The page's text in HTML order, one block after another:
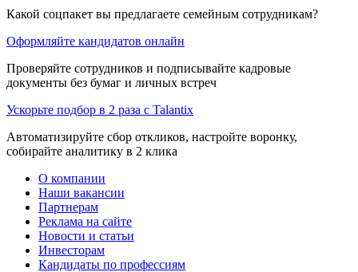
Какой соцпакет вы предлагаете семейным сотрудникам?
Оформляйте кандидатов онлайн
Проверяйте сотрудников и подписывайте кадровые
документы без бумаг и личных встреч
Ускорьте подбор в 2 раза с Talantix
Автоматизируйте сбор откликов, настройте воронку,
собирайте аналитику в 2 клика
О компании
Наши вакансии
Партнерам
Реклама на сайте
Новости и статьи
Инвесторам
Кандидаты по профессиям